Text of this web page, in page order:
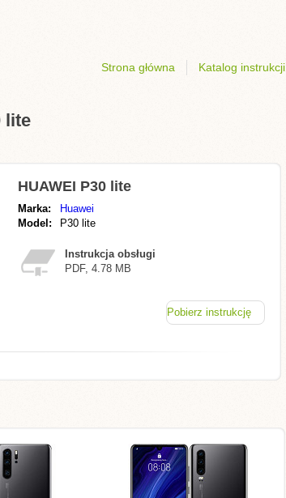
Strona główna Katalog instrukcji
lite
HUAWEI P30 lite
Marka:
Huawei
Model:
P30 lite
Instrukcja obsługi
PDF, 4.78 MB
Pobierz instrukcję